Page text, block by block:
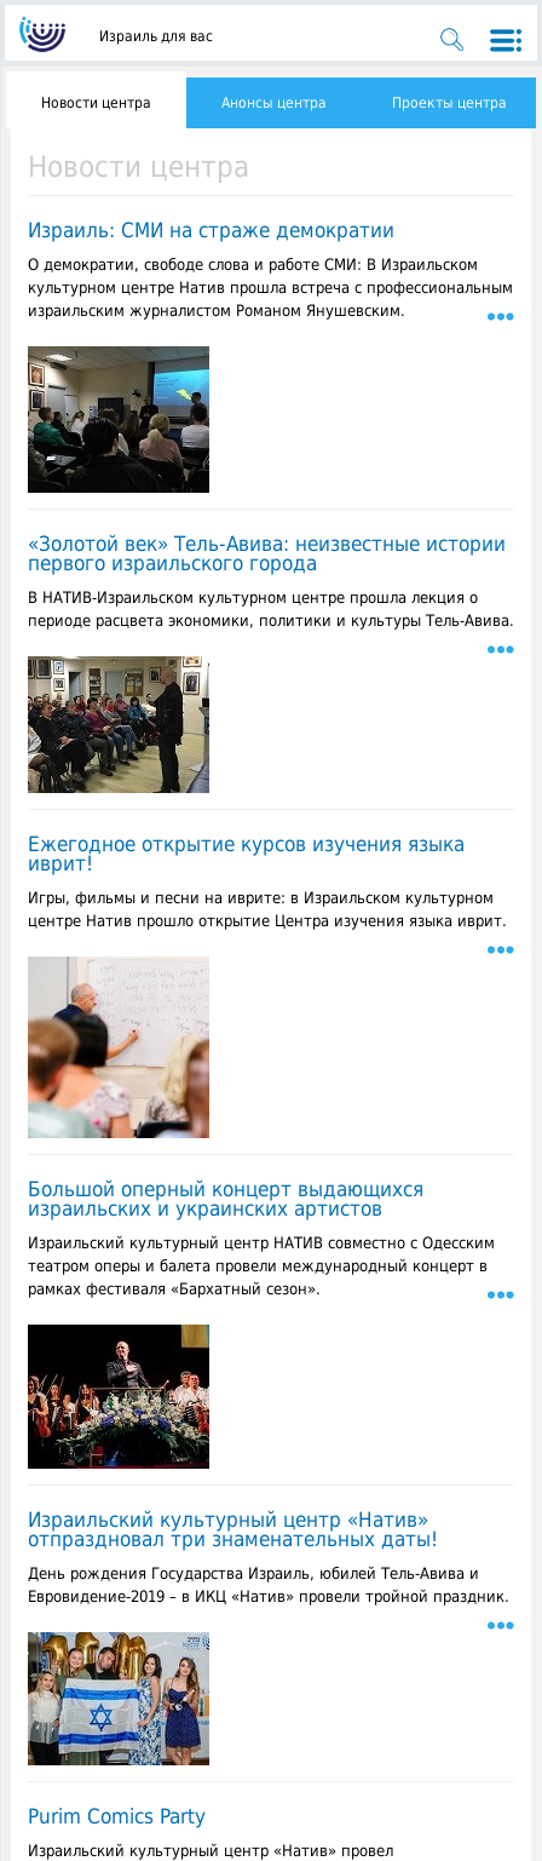
Израиль для вас
Новости центра Анонсы центра Проекты центра
Новости центра
Израиль: СМИ на страже демократии
О демократии, свободе слова и работе СМИ: В Израильском
культурном центре Натив прошла встреча с профессиональным
израильским журналистом Романом Янушевским.
«Золотой век» Тель-Авива: неизвестные истории
первого израильского города
В НАТИВ-Израильском культурном центре прошла лекция о
периоде расцвета экономики, политики и культуры Тель-Авива.
Ежегодное открытие курсов изучения языка
иврит!
Игры, фильмы и песни на иврите: в Израильском культурном
центре Натив прошло открытие Центра изучения языка иврит.
Большой оперный концерт выдающихся
израильских и украинских артистов
Израильский культурный центр НАТИВ совместно с Одесским
театром оперы и балета провели международный концерт в
рамках фестиваля «Бархатный сезон».
Израильский культурный центр «Натив»
отпраздновал три знаменательных даты!
День рождения Государства Израиль, юбилей Тель-Авива и
Евровидение-2019 – в ИКЦ «Натив» провели тройной праздник.
Purim Comics Party
Израильский культурный центр «Натив» провел